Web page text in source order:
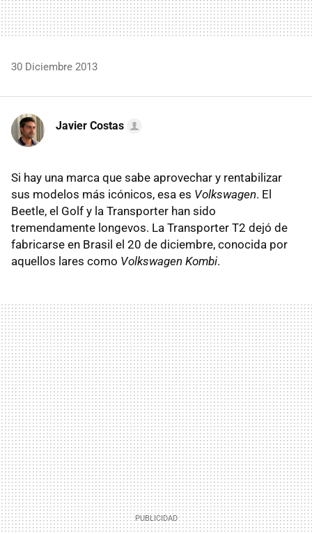
30 Diciembre 2013
Javier Costas
Si hay una marca que sabe aprovechar y rentabilizar
sus modelos más icónicos, esa es Volkswagen. El
Beetle, el Golf y la Transporter han sido
tremendamente longevos. La Transporter T2 dejó de
fabricarse en Brasil el 20 de diciembre, conocida por
aquellos lares como Volkswagen Kombi.